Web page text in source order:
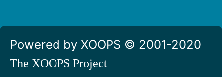
Powered by XOOPS © 2001-2020
The XOOPS Project